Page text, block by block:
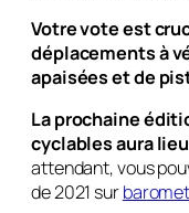
Votre vote est
déplacements à
apaisées et de
La prochaine
cyclables aura
attendant, vous
de 2021 sur